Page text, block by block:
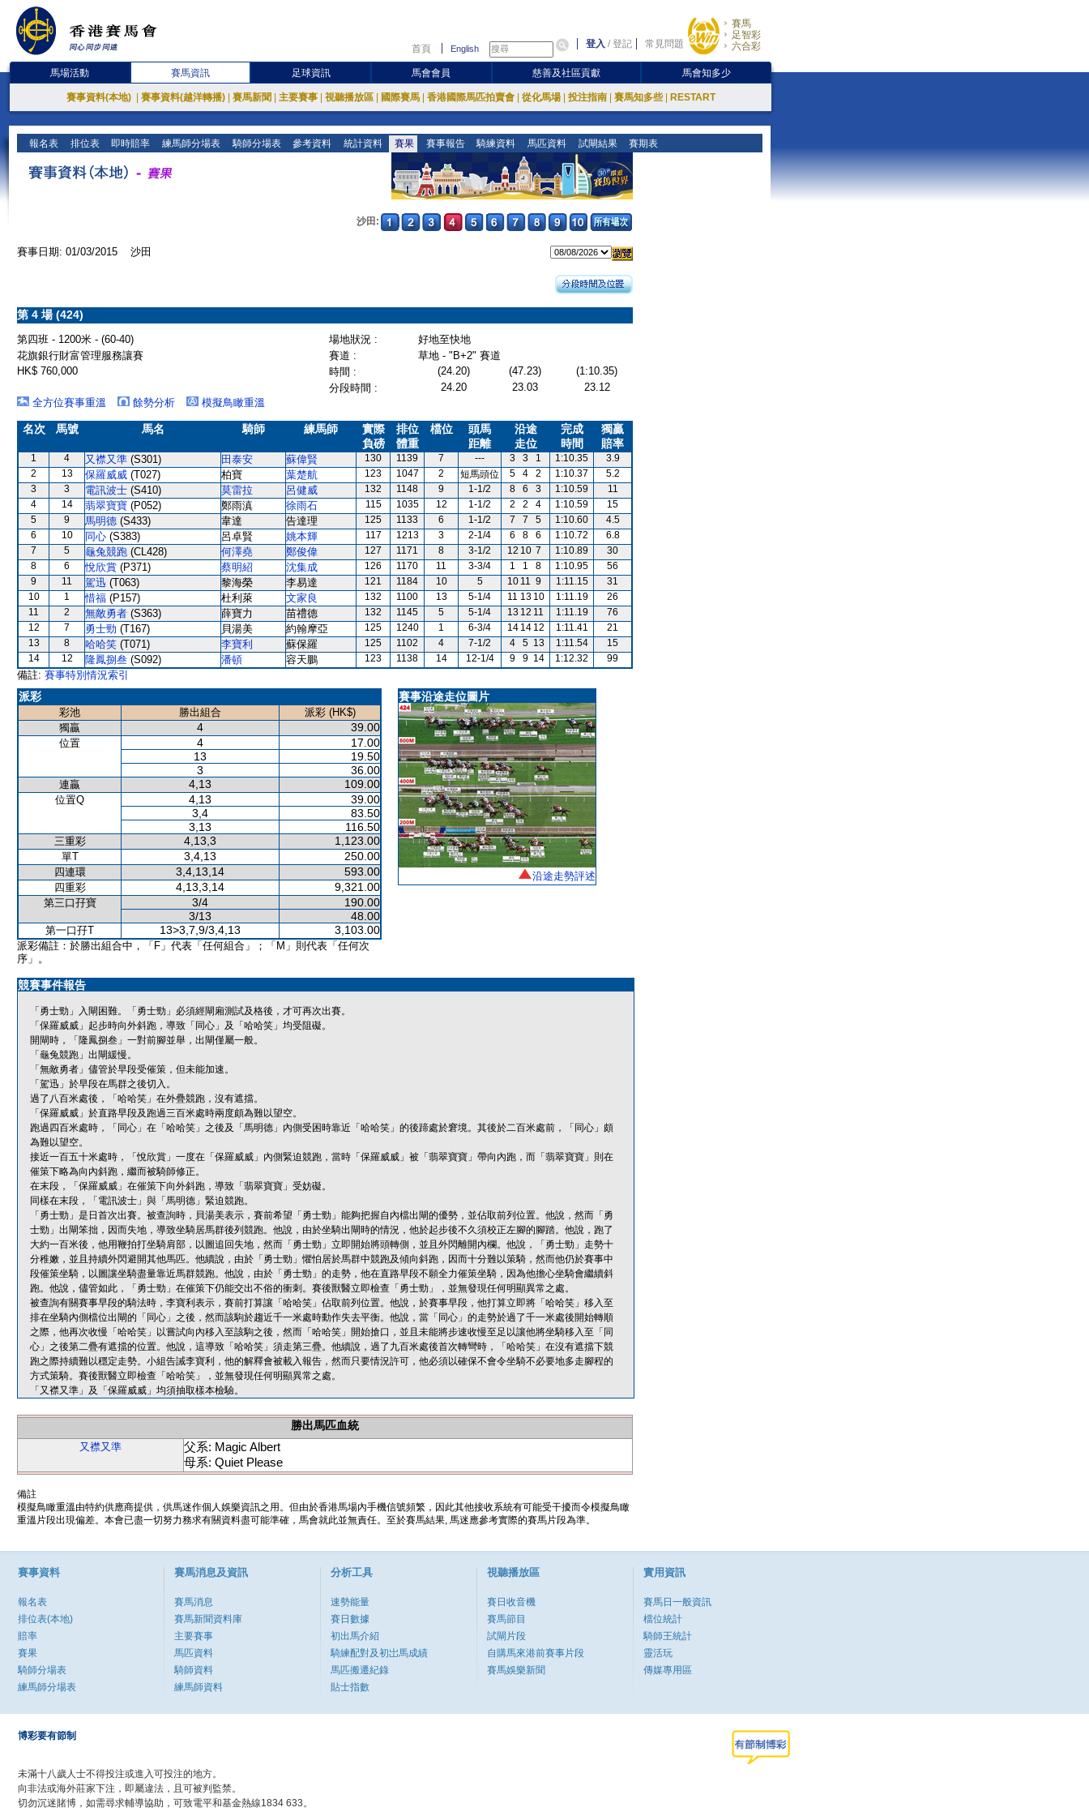
首頁 English 登入 /登記 常見問題
賽馬
足智彩
六合彩
馬場活動 賽馬資訊 足球資訊 馬會會員 慈善及社區貢獻 馬會知多少
賽事資料(本地) 賽事資料(越洋轉播) 賽馬新聞 主要賽事 視聽播放區 國際賽馬 香港國際馬匹拍賣會 從化馬場 投注指南 賽馬知多些 RESTART
報名表 排位表 即時賠率 練馬師分場表 騎師分場表 參考資料 統計資料 賽果 賽事報告 騎練資料 馬匹資料 試閘結果 賽期表
沙田:
賽事日期: 01/03/2015 沙田
第 4 場 (424)
第四班 - 1200米 - (60-40) 場地狀況 :
好地至快地
花旗銀行財富管理服務讓賽
賽道 :
草地 - "B+2" 賽道
HK$ 760,000
時間 : (24.20) (47.23)
(1:10.35)
分段時間 :
24.20 23.03
23.12
全方位賽事重溫
餘勢分析 模擬鳥瞰重溫
名次 馬號 馬名 騎師 練馬師
實際
負磅
排位
體重
檔位
頭馬
距離
沿途
走位
完成
時間
獨贏
賠率
1 4 又襟又準 (S301) 田泰安 蘇偉賢 130 1139 7 --- 3 3 1 1:10.35
3.9
2
13 保羅威威 (T027) 柏寶 葉楚航 123 1047 2 短馬頭位 5 4 2 1:10.37
5.2
3
3 電訊波士 (S410) 莫雷拉 呂健威 132 1148 9 1-1/2 8 6 3 1:10.59
11
4
14 翡翠寶寶 (P052) 鄭雨滇 徐雨石 115 1035 12 1-1/2 2 2 4 1:10.59
15
5
9 馬明德 (S433) 韋達 告達理 125 1133 6 1-1/2 7 7 5 1:10.60
4.5
6
10 同心 (S383) 呂卓賢 姚本輝 117 1213 3 2-1/4 6 8 6 1:10.72
6.8
7
5 龜兔競跑 (CL428) 何澤堯 鄭俊偉 127 1171 8 3-1/2 12 10 7 1:10.89
30
8
6 悅欣賞 (P371) 蔡明紹 沈集成 126 1170 11 3-3/4 1 1 8 1:10.95
56
9
11 駕迅 (T063) 黎海榮 李易達 121 1184 10 5 10 11 9 1:11.15
31
10
1 惜福 (P157) 杜利萊 文家良 132 1100 13 5-1/4 11 13 10 1:11.19
26
11
2 無敵勇者 (S363) 薛寶力 苗禮德 132 1145 5 5-1/4 13 12 11 1:11.19
76
12
7 勇士勁 (T167) 貝湯美 約翰摩亞 125 1240 1 6-3/4 14 14 12 1:11.41
21
13
8 哈哈笑 (T071) 李寶利 蘇保羅 125 1102 4 7-1/2 4 5 13 1:11.54
15
14
12 隆鳳捌叁 (S092) 潘頓 容天鵬 123 1138 14 12-1/4 9 9 14 1:12.32 99
備註: 賽事特別情況索引
派彩
彩池 勝出組合
派彩 (HK$)
獨贏
4 39.00
位置 4
17.00
13
19.50
3
36.00
連贏 4,13 109.00
位置Q 4,13
39.00
3,4
83.50
3,13
116.50
三重彩 4,13,3 1,123.00
單T 3,4,13 250.00
四連環 3,4,13,14 593.00
四重彩 4,13,3,14 9,321.00
第三口孖寶 3/4
190.00
3/13
48.00
第一口孖T 13>3,7,9/3,4,13 3,103.00
派彩備註：於勝出組合中，「F」代表「任何組合」；「M」則代表「任何次
序」。
賽事沿途走位圖片
沿途走勢評述
競賽事件報告
「勇士勁」入閘困難。「勇士勁」必須經閘廂測試及格後，才可再次出賽。
「保羅威威」起步時向外斜跑，導致「同心」及「哈哈笑」均受阻礙。
開閘時，「隆鳳捌叁」一對前腳並舉，出閘僅屬一般。
「龜兔競跑」出閘緩慢。
「無敵勇者」儘管於早段受催策，但未能加速。
「駕迅」於早段在馬群之後切入。
過了八百米處後，「哈哈笑」在外疊競跑，沒有遮擋。
「保羅威威」於直路早段及跑過三百米處時兩度頗為難以望空。
跑過四百米處時，「同心」在「哈哈笑」之後及「馬明德」內側受困時靠近「哈哈笑」的後蹄處於窘境。其後於二百米處前，「同心」頗
為難以望空。
接近一百五十米處時，「悅欣賞」一度在「保羅威威」內側緊迫競跑，當時「保羅威威」被「翡翠寶寶」帶向內跑，而「翡翠寶寶」則在
催策下略為向內斜跑，繼而被騎師修正。
在末段，「保羅威威」在催策下向外斜跑，導致「翡翠寶寶」受妨礙。
同樣在末段，「電訊波士」與「馬明德」緊迫競跑。
「勇士勁」是日首次出賽。被查詢時，貝湯美表示，賽前希望「勇士勁」能夠把握自內檔出閘的優勢，並佔取前列位置。他說，然而「勇
士勁」出閘笨拙，因而失地，導致坐騎居馬群後列競跑。他說，由於坐騎出閘時的情況，他於起步後不久須校正左腳的腳踏。他說，跑了
大約一百米後，他用鞭拍打坐騎肩部，以圖追回失地，然而「勇士勁」立即開始將頭轉側，並且外閃離開內欄。他說，「勇士勁」走勢十
分稚嫩，並且持續外閃避開其他馬匹。他續說，由於「勇士勁」懼怕居於馬群中競跑及傾向斜跑，因而十分難以策騎，然而他仍於賽事中
段催策坐騎，以圖讓坐騎盡量靠近馬群競跑。他說，由於「勇士勁」的走勢，他在直路早段不願全力催策坐騎，因為他擔心坐騎會繼續斜
跑。他說，儘管如此，「勇士勁」在催策下仍能交出不俗的衝刺。賽後獸醫立即檢查「勇士勁」，並無發現任何明顯異常之處。
被查詢有關賽事早段的騎法時，李寶利表示，賽前打算讓「哈哈笑」佔取前列位置。他說，於賽事早段，他打算立即將「哈哈笑」移入至
排在坐騎內側檔位出閘的「同心」之後，然而該駒於趨近千一米處時動作失去平衡。他說，當「同心」的走勢於過了千一米處後開始轉順
之際，他再次收慢「哈哈笑」以嘗試向內移入至該駒之後，然而「哈哈笑」開始搶口，並且未能將步速收慢至足以讓他將坐騎移入至「同
心」之後第二疊有遮擋的位置。他說，這導致「哈哈笑」須走第三疊。他續說，過了九百米處後首次轉彎時，「哈哈笑」在沒有遮擋下競
跑之際持續難以穩定走勢。小組告誡李寶利，他的解釋會被載入報告，然而只要情況許可，他必須以確保不會令坐騎不必要地多走腳程的
方式策騎。賽後獸醫立即檢查「哈哈笑」，並無發現任何明顯異常之處。
「又襟又準」及「保羅威威」均須抽取樣本檢驗。
勝出馬匹血統
又襟又準
父系: Magic Albert
母系: Quiet Please
備註
模擬鳥瞰重溫由特約供應商提供，供馬迷作個人娛樂資訊之用。但由於香港馬場內手機信號頻繁，因此其他接收系統有可能受干擾而令模擬鳥瞰
重溫片段出現偏差。本會已盡一切努力務求有關資料盡可能準確，馬會就此並無責任。至於賽馬結果, 馬迷應參考實際的賽馬片段為準。
賽事資料
報名表
排位表(本地)
賠率
賽果
騎師分場表
練馬師分場表
賽馬消息及資訊
賽馬消息
賽馬新聞資料庫
主要賽事
馬匹資料
騎師資料
練馬師資料
分析工具
速勢能量
賽日數據
初出馬介紹
騎練配對及初岀馬成績
馬匹搬遷紀錄
貼士指數
視聽播放區
賽日收音機
賽馬節目
試閘片段
自購馬來港前賽事片段
賽馬娛樂新聞
實用資訊
賽馬日一般資訊
檔位統計
騎師王統計
靈活玩
傳媒專用區
博彩要有節制
未滿十八歲人士不得投注或進入可投注的地方。
向非法或海外莊家下注，即屬違法，且可被判監禁。
切勿沉迷賭博，如需尋求輔導協助，可致電平和基金熱線1834 633。